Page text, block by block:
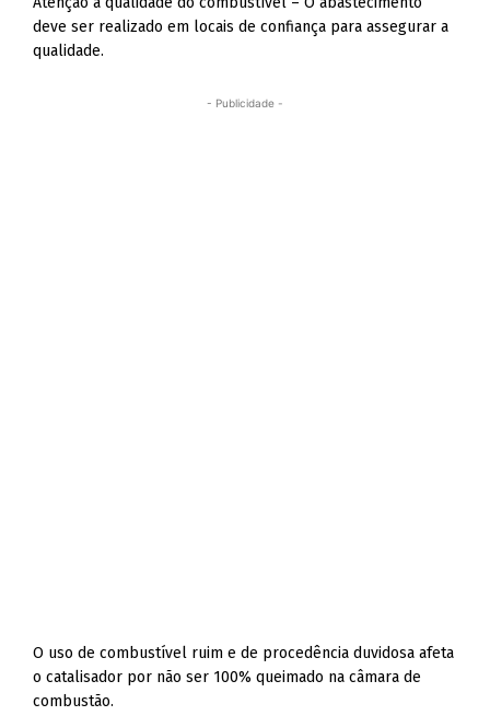
deve ser realizado em locais de confiança para assegurar a
qualidade.
- Publicidade -
O uso de combustível ruim e de procedência duvidosa afeta
o catalisador por não ser 100% queimado na câmara de
combustão.